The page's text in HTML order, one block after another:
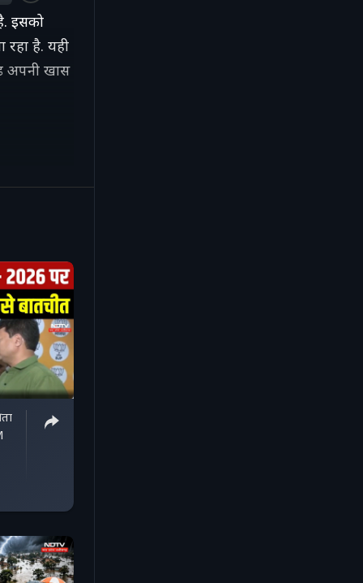
इसको
है. यही
अपनी खास